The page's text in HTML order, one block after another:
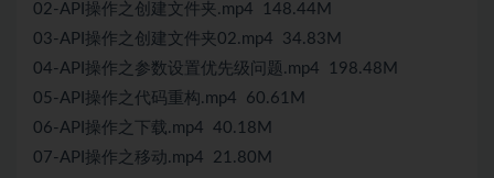
02-API操作之创建文件夹.mp4 148.44M
03-API操作之创建文件夹02.mp4 34.83M
04-API操作之参数设置优先级问题.mp4 198.48M
05-API操作之代码重构.mp4 60.61M
06-API操作之下载.mp4 40.18M
07-API操作之移动.mp4 21.80M